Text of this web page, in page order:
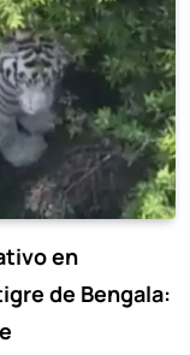
en
de Bengala: